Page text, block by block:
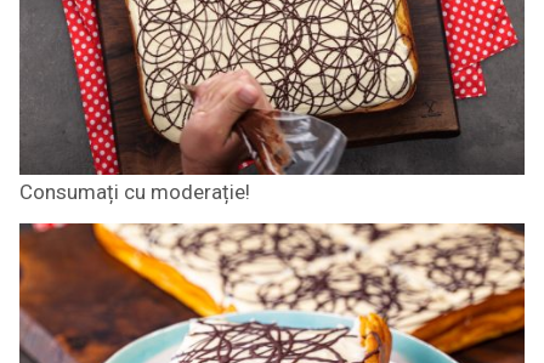
Consumați cu moderație!